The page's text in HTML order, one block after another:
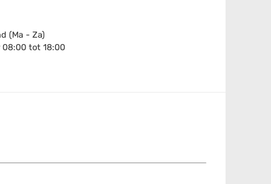
(Ma - Za)
08:00 tot 18:00